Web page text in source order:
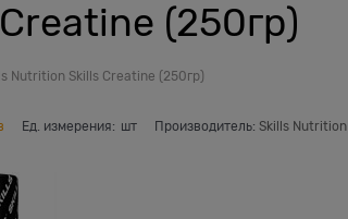
(250гр)
Nutrition Skills Creatine (250гр)
Ед. измерения: шт Производитель: Skills Nutrition